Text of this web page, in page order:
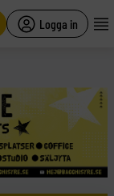
Logga in